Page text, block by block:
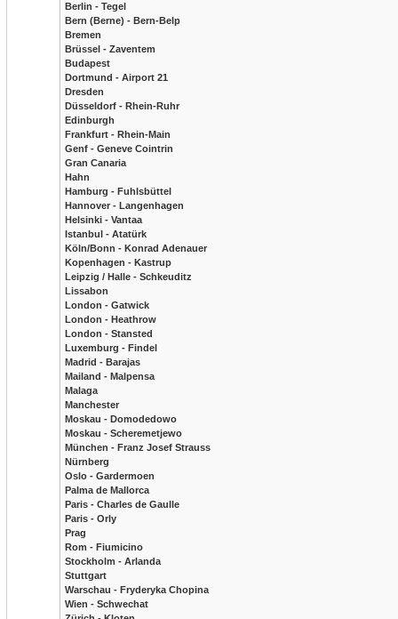
Berlin - Tegel
Bern (Berne) - Bern-Belp
Bremen
Brüssel - Zaventem
Budapest
Dortmund - Airport 21
Dresden
Düsseldorf - Rhein-Ruhr
Edinburgh
Frankfurt - Rhein-Main
Genf - Geneve Cointrin
Gran Canaria
Hahn
Hamburg - Fuhlsbüttel
Hannover - Langenhagen
Helsinki - Vantaa
Istanbul - Atatürk
Köln/Bonn - Konrad Adenauer
Kopenhagen - Kastrup
Leipzig / Halle - Schkeuditz
Lissabon
London - Gatwick
London - Heathrow
London - Stansted
Luxemburg - Findel
Madrid - Barajas
Mailand - Malpensa
Malaga
Manchester
Moskau - Domodedowo
Moskau - Scheremetjewo
München - Franz Josef Strauss
Nürnberg
Oslo - Gardermoen
Palma de Mallorca
Paris - Charles de Gaulle
Paris - Orly
Prag
Rom - Fiumicino
Stockholm - Arlanda
Stuttgart
Warschau - Fryderyka Chopina
Wien - Schwechat